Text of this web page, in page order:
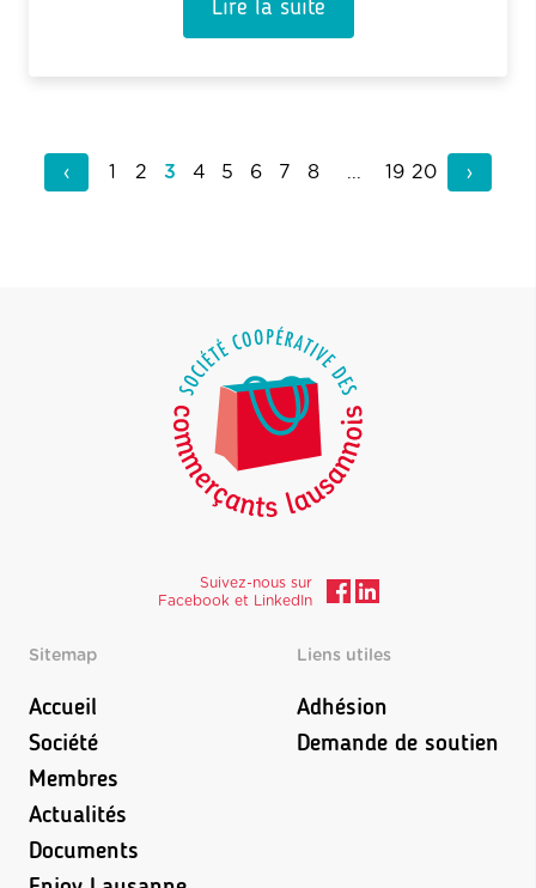
Lire la suite
‹ 1 2 3 4 5 6 7 8 ... 19 20 ›
Suivez-nous sur
Facebook et LinkedIn
Sitemap
Accueil
Société
Membres
Actualités
Documents
Liens utiles
Adhésion
Demande de soutien